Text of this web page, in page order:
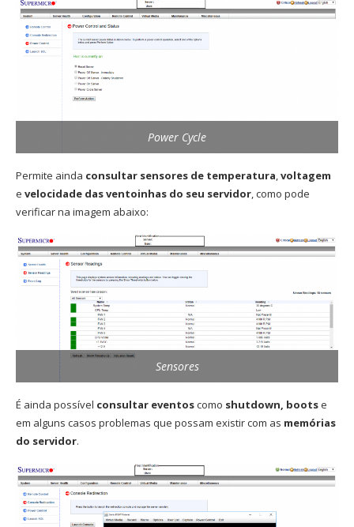
Power Cycle
Permite ainda consultar sensores de temperatura voltagem
e velocidade das ventoinhas do seu servidor , como pode
verificar na imagem abaixo:
Sensores
É ainda possível consultar eventoscomo shutdown, bootse
em alguns casos problemas que possam existir com as memórias
do servidor.